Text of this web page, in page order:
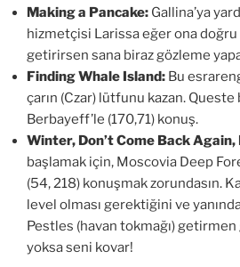
Making a Pancake: Gallina’ya
hizmetçisi Larissa eğer ona
getirirsen sana biraz gözleme
Finding Whale Island: Bu
çarın (Czar) lütfunu kazan.
Berbayeff’le (170,71) konuş.
Winter, Don’t Come Back Again,
başlamak için, Moscovia Deep
(54, 218) konuşmak zorundasın.
level olması gerektiğini ve
Pestles (havan tokmağı)
yoksa seni kovar!